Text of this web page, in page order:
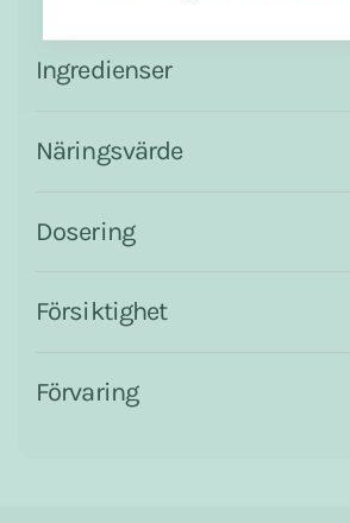
Ingredienser
Näringsvärde
Dosering
Försiktighet
Förvaring